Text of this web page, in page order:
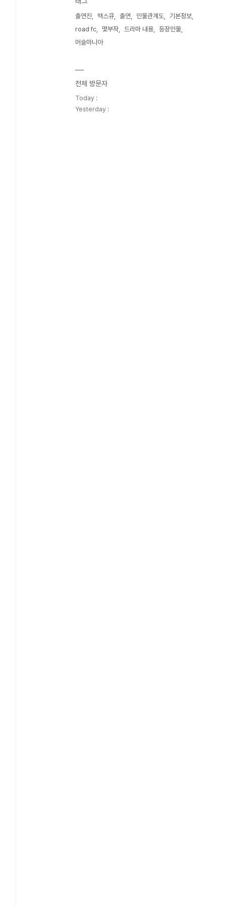
출연진 맥스큐 출연 인물관계도
기본정보
road fc
몇부작 드라마 내용
등장인물
머슬마니아
전체 방문자
Today :
Yesterday :